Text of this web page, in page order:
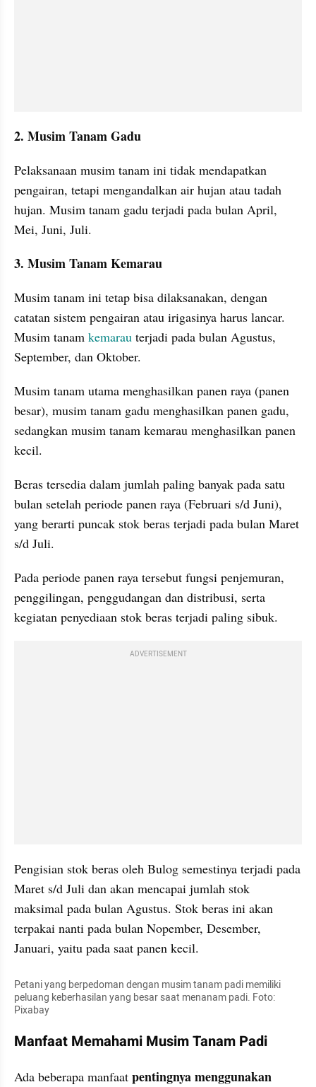
2. Musim Tanam Gadu
Pelaksanaan musim tanam ini tidak mendapatkan
pengairan, tetapi mengandalkan air hujan atau tadah
hujan. Musim tanam gadu terjadi pada bulan April,
Mei, Juni, Juli.
3. Musim Tanam Kemarau
Musim tanam ini tetap bisa dilaksanakan, dengan
catatan sistem pengairan atau irigasinya harus lancar.
Musim tanam kemarau terjadi pada bulan Agustus,
September, dan Oktober.
Musim tanam utama menghasilkan panen raya (panen
besar), musim tanam gadu menghasilkan panen gadu,
sedangkan musim tanam kemarau menghasilkan panen
kecil.
Beras tersedia dalam jumlah paling banyak pada satu
bulan setelah periode panen raya (Februari s/d Juni),
yang berarti puncak stok beras terjadi pada bulan Maret
s/d Juli.
Pada periode panen raya tersebut fungsi penjemuran,
penggilingan, penggudangan dan distribusi, serta
kegiatan penyediaan stok beras terjadi paling sibuk.
ADVERTISEMENT
Pengisian stok beras oleh Bulog semestinya terjadi pada
Maret s/d Juli dan akan mencapai jumlah stok
maksimal pada bulan Agustus. Stok beras ini akan
terpakai nanti pada bulan Nopember, Desember,
Januari, yaitu pada saat panen kecil.
Petani yang berpedoman dengan musim tanam padi memiliki
peluang keberhasilan yang besar saat menanam padi. Foto:
Pixabay
Manfaat Memahami Musim Tanam Padi
Ada beberapa manfaat pentingnya menggunakan